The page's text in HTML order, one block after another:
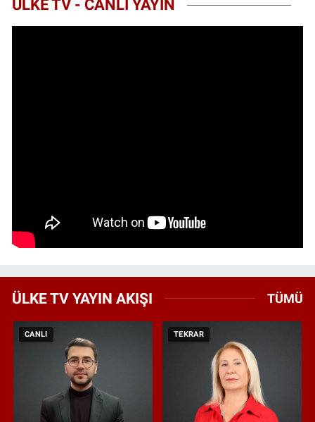
ÜLKE TV - CANLI YAYIN
ÜLKE TV YAYIN AKIŞI TÜMÜ
CANLI TEKRAR